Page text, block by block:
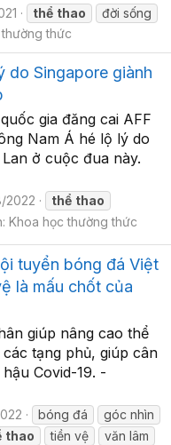
thể thao
đời sống
thức
do Singapore giành
gia đăng cai AFF
Nam Á hé lộ lý do
ở cuộc đua này.
2022 thể thao
Khoa học thường thức
tuyển bóng đá Việt
là mấu chốt của
giúp nâng cao thể
tạng phủ, giúp cân
Covid-19. -
bóng đá
góc nhìn
thao tiền vệ
văn lâm